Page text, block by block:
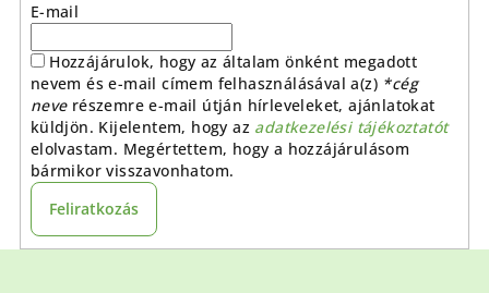
E-mail
Hozzájárulok, hogy az általam önként megadott
nevem és e-mail címem felhasználásával a(z) *cég
neverészemre e-mail útján hírleveleket, ajánlatokat
küldjön. Kijelentem, hogy az adatkezelési tájékoztatót
elolvastam. Megértettem, hogy a hozzájárulásom
bármikor visszavonhatom.
Feliratkozás